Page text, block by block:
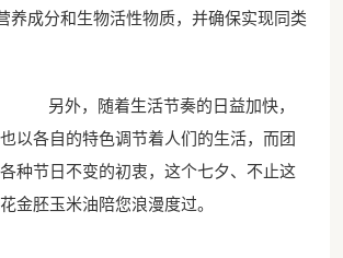
养成分和生物活性物质，并确保实现同类
另外，随着生活节奏的日益加快，
以各自的特色调节着人们的生活，而团
种节日不变的初衷，这个七夕、不止这
金胚玉米油陪您浪漫度过。